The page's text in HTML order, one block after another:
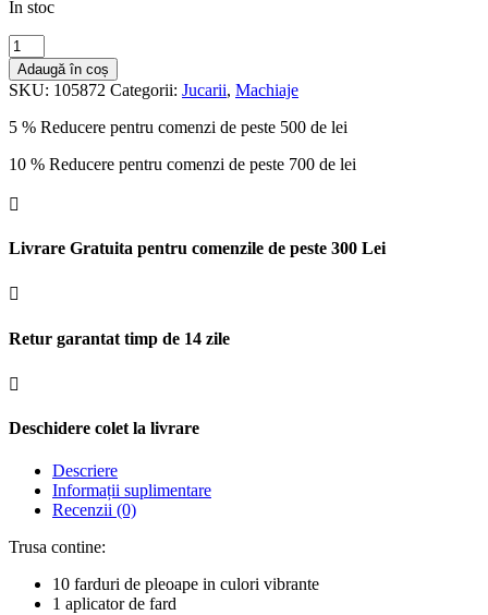
În stoc
Cantitate
Trusa
de
machiaj
fetite
forma
bufnita,
Adaugă în coș
SKU: 105872 Categorii: Jucarii, Machiaje
5 % Reducere pentru comenzi de peste 500 de lei
10 % Reducere pentru comenzi de peste 700 de lei

Livrare Gratuita pentru comenzile de peste 300 Lei

Retur garantat timp de 14 zile

Deschidere colet la livrare
Descriere
Informații suplimentare
Recenzii (0)
Trusa contine:
10 farduri de pleoape in culori vibrante
1 aplicator de fard